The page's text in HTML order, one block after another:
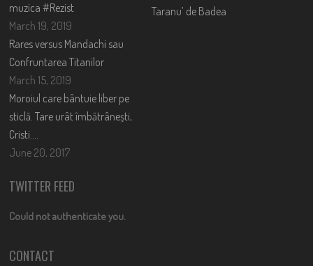
muzica #Rezist
March 19, 2019
Rares versus Mandachi sau
Confruntarea Titanilor
March 15, 2019
Moroiul care bântuie liber pe
sticlă. Tare urât îmbătrânești,
Cristi….
June 20, 2017
Taranu’ de Badea
TWITTER FEED
Could not authenticate you.
CONTACT